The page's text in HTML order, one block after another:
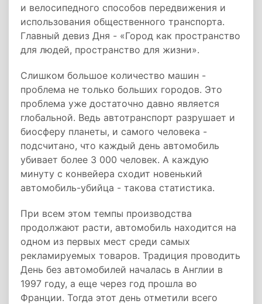
и велосипедного способов передвижения и
использования общественного транспорта.
Главный девиз Дня - «Город как пространство
для людей, пространство для жизни».
Слишком большое количество машин -
проблема не только больших городов. Это
проблема уже достаточно давно является
глобальной. Ведь автотранспорт разрушает и
биосферу планеты, и самого человека -
подсчитано, что каждый день автомобиль
убивает более 3 000 человек. А каждую
минуту с конвейера сходит новенький
автомобиль-убийца - такова статистика.
При всем этом темпы производства
продолжают расти, автомобиль находится на
одном из первых мест среди самых
рекламируемых товаров. Традиция проводить
День без автомобилей началась в Англии в
1997 году, а еще через год прошла во
Франции. Тогда этот день отметили всего